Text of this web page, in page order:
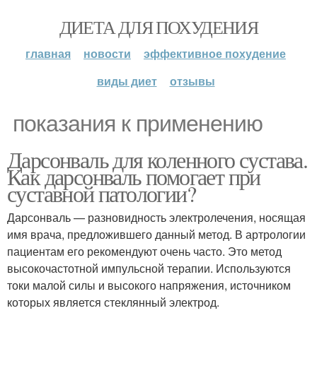
ДИЕТА ДЛЯ ПОХУДЕНИЯ
главная новости
эффективное похудение
виды диет
отзывы
показания к применению
Дарсонваль для коленного сустава.
Как дарсонваль помогает при
суставной патологии?
Дарсонваль — разновидность электролечения, носящая
имя врача, предложившего данный метод. В артрологии
пациентам его рекомендуют очень часто. Это метод
высокочастотной импульсной терапии. Используются
токи малой силы и высокого напряжения, источником
которых является стеклянный электрод.